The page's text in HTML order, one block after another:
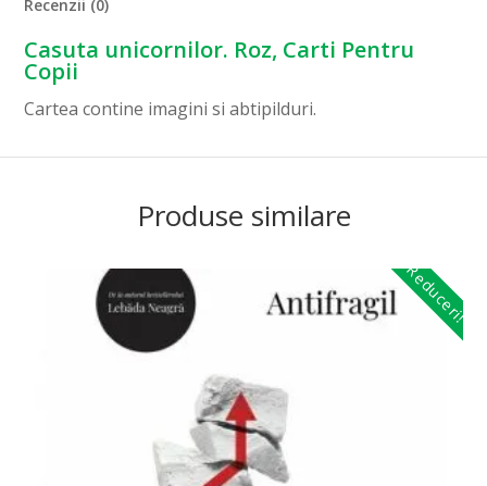
Recenzii (0)
Casuta unicornilor. Roz, Carti Pentru
Copii
Cartea contine imagini si abtipilduri.
Produse similare
Reduceri!